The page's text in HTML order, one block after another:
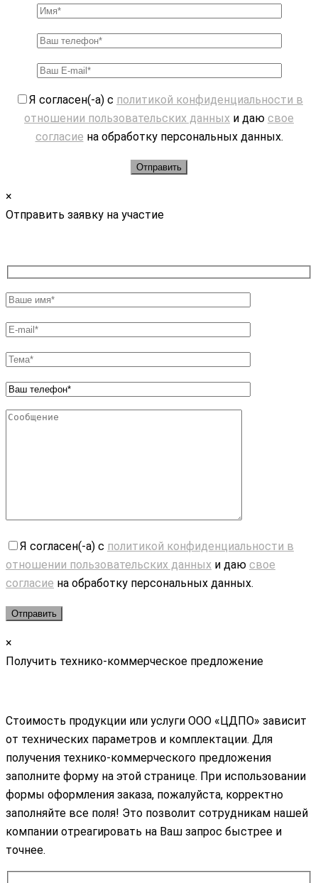
Я согласен(-а) с политикой конфиденциальности в
отношении пользовательских данных и даю свое
согласие на обработку персональных данных.
×
Отправить заявку на участие
Я согласен(-а) с политикой конфиденциальности в
отношении пользовательских данных и даю свое
согласие на обработку персональных данных.
×
Получить технико-коммерческое предложение
Стоимость продукции или услуги ООО «ЦДПО» зависит
от технических параметров и комплектации. Для
получения технико-коммерческого предложения
заполните форму на этой странице. При использовании
формы оформления заказа, пожалуйста, корректно
заполняйте все поля! Это позволит сотрудникам нашей
компании отреагировать на Ваш запрос быстрее и
точнее.